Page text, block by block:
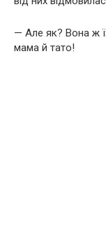
— Але як? Вона ж
мама й тато!